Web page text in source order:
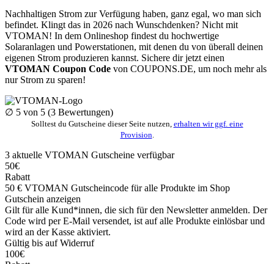
Nachhaltigen Strom zur Verfügung haben, ganz egal, wo man sich
befindet. Klingt das in 2026 nach Wunschdenken? Nicht mit
VTOMAN! In dem Onlineshop findest du hochwertige
Solaranlagen und Powerstationen, mit denen du von überall deinen
eigenen Strom produzieren kannst. Sichere dir jetzt einen
VTOMAN Coupon Code von COUPONS.DE, um noch mehr als
nur Strom zu sparen!
∅ 5 von 5 (3 Bewertungen)
Solltest du Gutscheine dieser Seite nutzen, erhalten wir ggf. eine
Provision
3 aktuelle VTOMAN Gutscheine verfügbar
50€
Rabatt
50 € VTOMAN Gutscheincode für alle Produkte im Shop
Gutschein anzeigen
Gilt für alle Kund*innen, die sich für den Newsletter anmelden. Der
Code wird per E-Mail versendet, ist auf alle Produkte einlösbar und
wird an der Kasse aktiviert.
Gültig bis auf Widerruf
100€